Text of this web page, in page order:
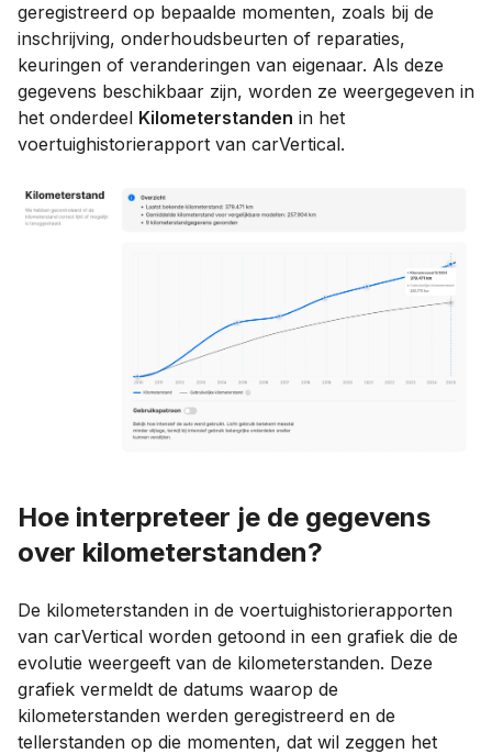
geregistreerd op bepaalde momenten, zoals bij de
inschrijving, onderhoudsbeurten of reparaties,
keuringen of veranderingen van eigenaar. Als deze
gegevens beschikbaar zijn, worden ze weergegeven in
het onderdeel Kilometerstanden in het
voertuighistorierapport van carVertical.
Hoe interpreteer je de gegevens
over kilometerstanden?
De kilometerstanden in de voertuighistorierapporten
van carVertical worden getoond in een grafiek die de
evolutie weergeeft van de kilometerstanden. Deze
grafiek vermeldt de datums waarop de
kilometerstanden werden geregistreerd en de
tellerstanden op die momenten, dat wil zeggen het